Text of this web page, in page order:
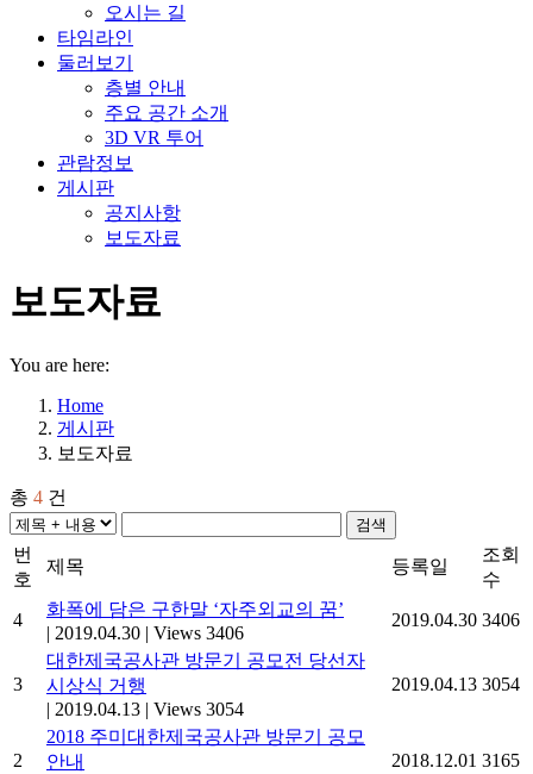
오시는 길
타임라인
둘러보기
층별 안내
주요 공간 소개
3D VR 투어
관람정보
게시판
공지사항
보도자료
보도자료
You are here:
Home
게시판
보도자료
총 4 건
검색
번
호
제목 등록일
조회
수
4
화폭에 담은 구한말 ‘자주외교의 꿈’
| 2019.04.30 | Views 3406
2019.04.30 3406
3
대한제국공사관 방문기 공모전 당선자
시상식 거행
| 2019.04.13 | Views 3054
2019.04.13 3054
2
2018 주미대한제국공사관 방문기 공모
안내
2018.12.01 3165